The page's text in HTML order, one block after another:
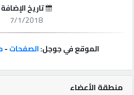
إتصل
إعلانات
منطقة الأعضاء
تاريخ الإضافة
7/1/2018
الموقع في جوجل:الصفحات-